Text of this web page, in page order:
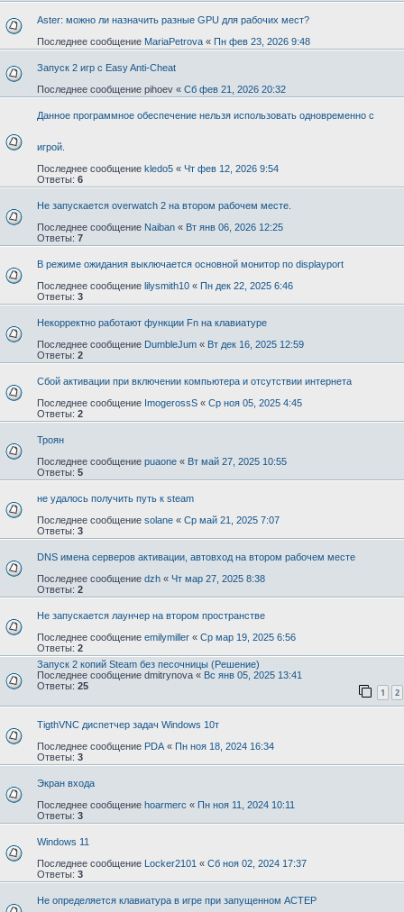
Aster: можно ли назначить разные GPU для рабочих мест?
Последнее сообщение MariaPetrova « Пн фев 23, 2026 9:48
Запуск 2 игр с Easy Anti-Cheat
Последнее сообщение pihoev « Сб фев 21, 2026 20:32
Данное программное обеспечение нельзя использовать одновременно с
игрой.
Последнее сообщение kledo5 « Чт фев 12, 2026 9:54
Ответы: 6
Не запускается overwatch 2 на втором рабочем месте.
Последнее сообщение Naiban « Вт янв 06, 2026 12:25
Ответы: 7
В режиме ожидания выключается основной монитор по displayport
Последнее сообщение lilysmith10 « Пн дек 22, 2025 6:46
Ответы: 3
Некорректно работают функции Fn на клавиатуре
Последнее сообщение DumbleJum « Вт дек 16, 2025 12:59
Ответы: 2
Сбой активации при включении компьютера и отсутствии интернета
Последнее сообщение ImogerossS « Ср ноя 05, 2025 4:45
Ответы: 2
Троян
Последнее сообщение puaone « Вт май 27, 2025 10:55
Ответы: 5
не удалось получить путь к steam
Последнее сообщение solane « Ср май 21, 2025 7:07
Ответы: 3
DNS имена серверов активации, автовход на втором рабочем месте
Последнее сообщение dzh « Чт мар 27, 2025 8:38
Ответы: 2
Не запускается лаунчер на втором пространстве
Последнее сообщение emilymiller « Ср мар 19, 2025 6:56
Ответы: 2
Запуск 2 копий Steam без песочницы (Решение)
Последнее сообщение dmitrynova « Вс янв 05, 2025 13:41
Ответы: 25
1 2
TigthVNC диспетчер задач Windows 10т
Последнее сообщение PDA « Пн ноя 18, 2024 16:34
Ответы: 3
Экран входа
Последнее сообщение hoarmerc « Пн ноя 11, 2024 10:11
Ответы: 3
Windows 11
Последнее сообщение Locker2101 « Сб ноя 02, 2024 17:37
Ответы: 3
Не определяется клавиатура в игре при запущенном АСТЕР